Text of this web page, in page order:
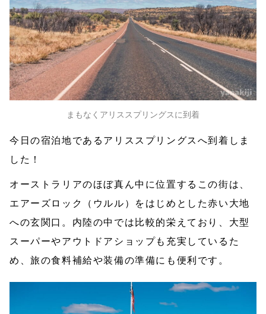
まもなくアリススプリングスに到着
今日の宿泊地であるアリススプリングスへ到着しま
した！
オーストラリアのほぼ真ん中に位置するこの街は、
エアーズロック（ウルル）をはじめとした赤い大地
への玄関口。内陸の中では比較的栄えており、大型
スーパーやアウトドアショップも充実しているた
め、旅の食料補給や装備の準備にも便利です。